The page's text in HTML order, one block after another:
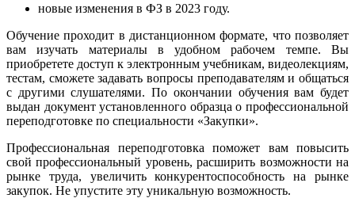
новые изменения в ФЗ в 2023 году.
Обучение проходит в дистанционном формате, что позволяет
вам изучать материалы в удобном рабочем темпе. Вы
приобретете доступ к электронным учебникам, видеолекциям,
тестам, сможете задавать вопросы преподавателям и общаться
с другими слушателями. По окончании обучения вам будет
выдан документ установленного образца о профессиональной
переподготовке по специальности «Закупки».
Профессиональная переподготовка поможет вам повысить
свой профессиональный уровень, расширить возможности на
рынке труда, увеличить конкурентоспособность на рынке
закупок. Не упустите эту уникальную возможность.